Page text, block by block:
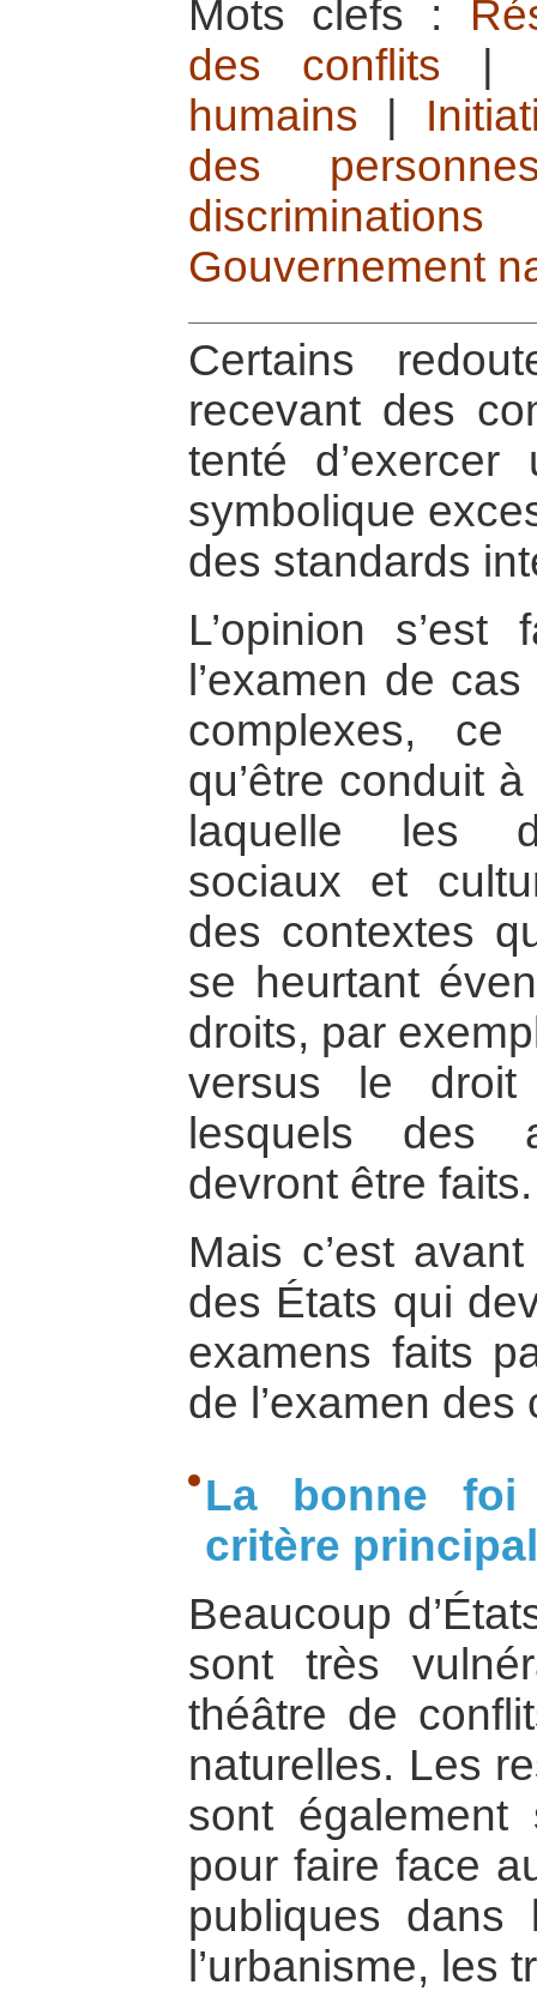
Mots clefs :
des conflits
humains
des
Gouvernement
Certains
recevant des
tenté
symbolique
des standards
L’opinion
l’examen de
complexes,
qu’être conduit
laquelle les
sociaux et
des contextes
se heurtant
droits, par
versus le
lesquels des
devront être faits.
Mais c’est
des États qui
examens faits
de l’examen
La bonne foi
critère
Beaucoup
sont très
théâtre de
naturelles. Les
sont également
pour faire face
publiques dans
l’urbanisme, les